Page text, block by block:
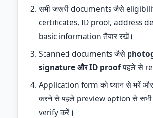
सभी जरूरी documents जैसे
certificates, ID proof, address
basic information तैयार रखें।
Scanned documents जैसे
signature और ID proofपहले से
Application form को ध्यान से भरें
करने से पहले preview option से
verify करें।